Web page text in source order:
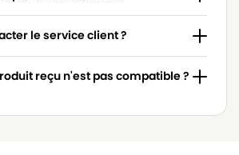
le service client ?
reçu n'est pas compatible ?